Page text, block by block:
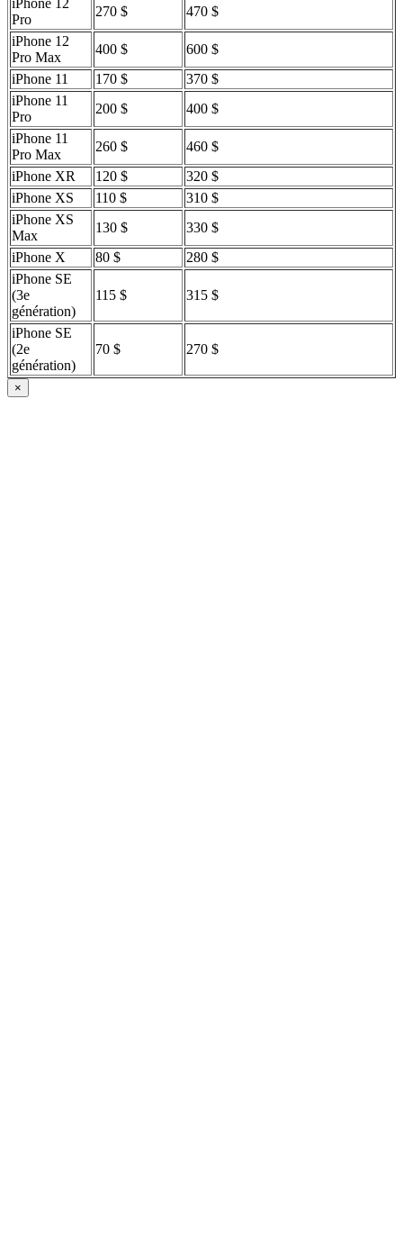
iPhone 12
Pro
270 $
470 $
iPhone 12
Pro Max
400 $
600 $
iPhone 11
170 $
370 $
iPhone 11
Pro
200 $
400 $
iPhone 11
Pro Max
260 $
460 $
iPhone XR
120 $
320 $
iPhone XS
110 $
310 $
iPhone XS
Max
130 $
330 $
iPhone X
80 $
280 $
iPhone SE
(3e
génération)
115 $ 315 $
iPhone SE
(2e
génération)
70 $ 270 $
×